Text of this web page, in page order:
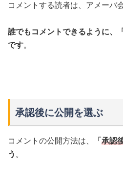
コメントする読者は、アメーバ
誰でもコメントできるように、
です。
承認後に公開を選ぶ
コメントの公開方法は、 「 承認
う 。